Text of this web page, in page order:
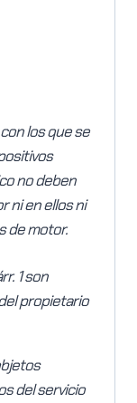
los que se
no deben
ni en ellos ni
de motor.
1 son
propietario
del servicio